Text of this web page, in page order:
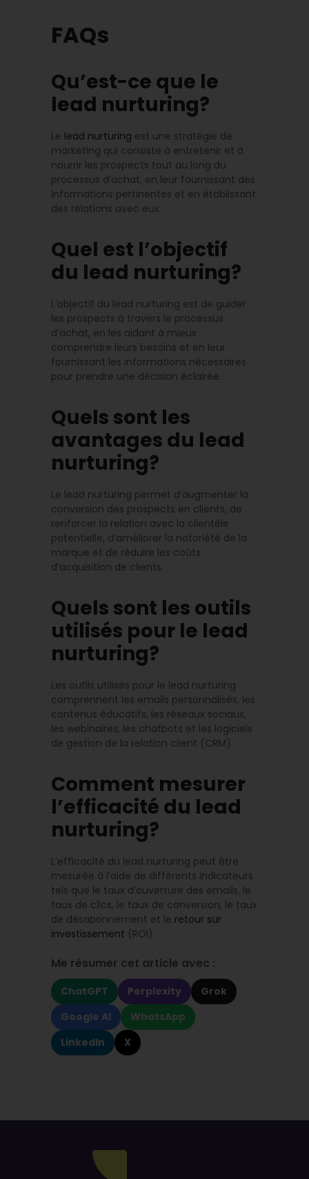
FAQs
Qu’est-ce que le
lead nurturing?
Le lead nurturing est une stratégie de
marketing qui consiste à entretenir et à
nourrir les prospects tout au long du
processus d’achat, en leur fournissant des
informations pertinentes et en établissant
des relations avec eux.
Quel est l’objectif
du lead nurturing?
L’objectif du lead nurturing est de guider
les prospects à travers le processus
d’achat, en les aidant à mieux
comprendre leurs besoins et en leur
fournissant les informations nécessaires
pour prendre une décision éclairée.
Quels sont les
avantages du lead
nurturing?
Le lead nurturing permet d’augmenter la
conversion des prospects en clients, de
renforcer la relation avec la clientèle
potentielle, d’améliorer la notoriété de la
marque et de réduire les coûts
d’acquisition de clients.
Quels sont les outils
utilisés pour le lead
nurturing?
Les outils utilisés pour le lead nurturing
comprennent les emails personnalisés, les
contenus éducatifs, les réseaux sociaux,
les webinaires, les chatbots et les logiciels
de gestion de la relation client (CRM).
Comment mesurer
l’efficacité du lead
nurturing?
L’efficacité du lead nurturing peut être
mesurée à l’aide de différents indicateurs
tels que le taux d’ouverture des emails, le
taux de clics, le taux de conversion, le taux
de désabonnement et le retour sur
investissement (ROI).
Me résumer cet article avec :
ChatGPT Perplexity
Grok
Google AI
WhatsApp
LinkedIn
X